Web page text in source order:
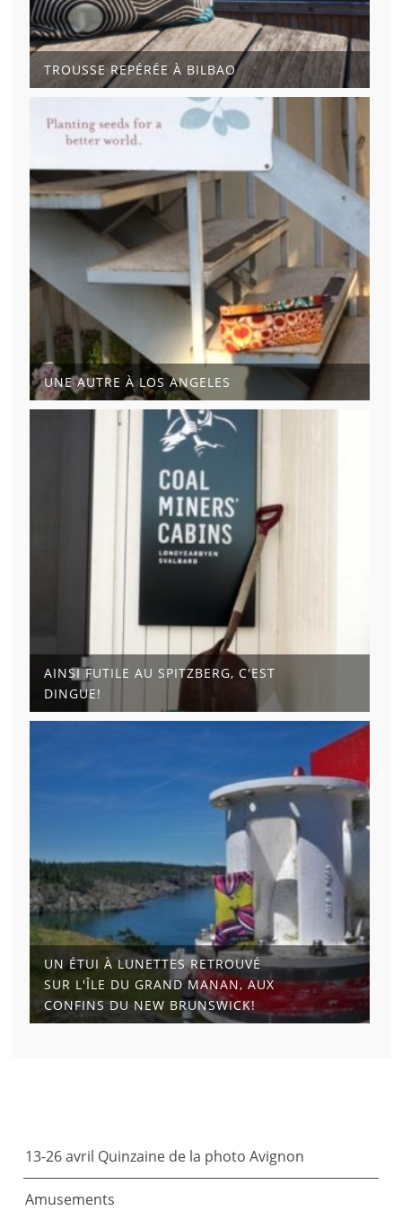
TROUSSE REPÉRÉE À BILBAO
UNE AUTRE À LOS ANGELES
AINSI FUTILE AU SPITZBERG, C'EST
DINGUE!
UN ÉTUI À LUNETTES RETROUVÉ
SUR L'ÎLE DU GRAND MANAN, AUX
CONFINS DU NEW BRUNSWICK!
13-26 avril Quinzaine de la photo Avignon
Amusements